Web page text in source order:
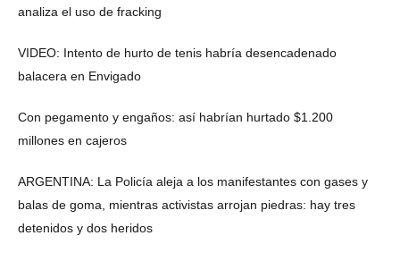
analiza el uso de fracking
VIDEO: Intento de hurto de tenis habría desencadenado
balacera en Envigado
Con pegamento y engaños: así habrían hurtado $1.200
millones en cajeros
ARGENTINA: La Policía aleja a los manifestantes con gases y
balas de goma, mientras activistas arrojan piedras: hay tres
detenidos y dos heridos